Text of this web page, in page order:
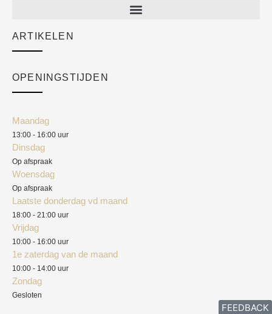
Academy
ARTIKELEN
OPENINGSTIJDEN
Maandag
13:00 - 16:00 uur
Dinsdag
Op afspraak
Woensdag
Op afspraak
Laatste donderdag vd maand
18:00 - 21:00 uur
Vrijdag
10:00 - 16:00 uur
1e zaterdag van de maand
10:00 - 14:00 uur
Zondag
Gesloten
FEEDBACK